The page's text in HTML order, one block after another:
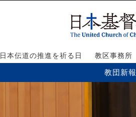
日本伝道の推進を祈る日 教区事務所
教団新報